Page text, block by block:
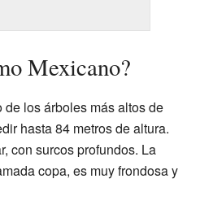
Mexicano?
de los árboles más altos de
hasta 84 metros de altura.
con surcos profundos. La
copa, es muy frondosa y